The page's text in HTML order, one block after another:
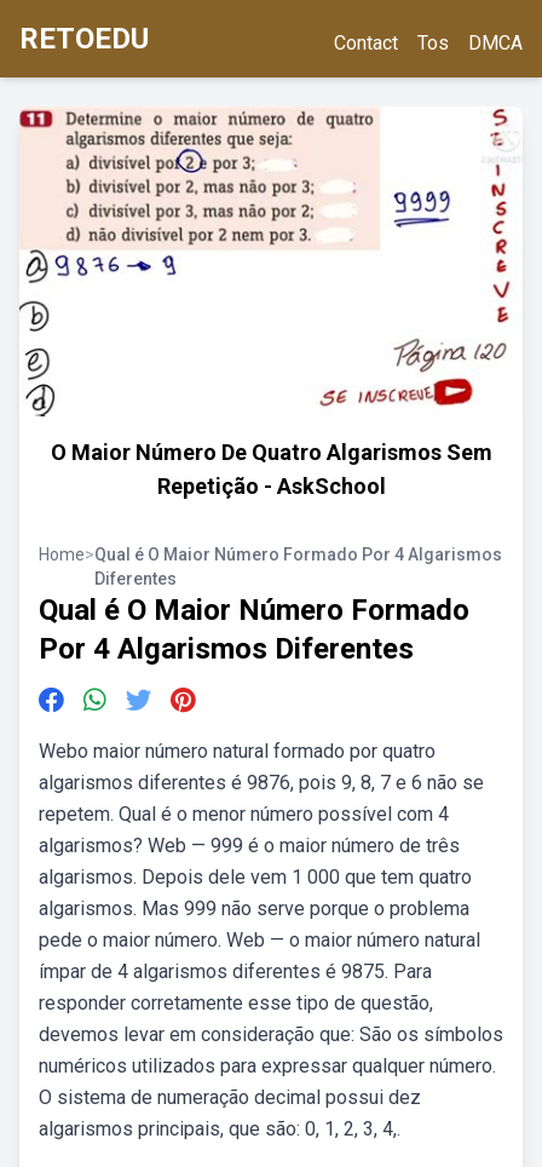
RETOEDU Contact Tos DMCA
O Maior Número De Quatro Algarismos Sem
Repetição - AskSchool
Home>Qual é O Maior Número Formado Por 4 Algarismos
Diferentes
Qual é O Maior Número Formado
Por 4 Algarismos Diferentes
Webo maior número natural formado por quatro
algarismos diferentes é 9876, pois 9, 8, 7 e 6 não se
repetem. Qual é o menor número possível com 4
algarismos? Web — 999 é o maior número de três
algarismos. Depois dele vem 1 000 que tem quatro
algarismos. Mas 999 não serve porque o problema
pede o maior número. Web — o maior número natural
ímpar de 4 algarismos diferentes é 9875. Para
responder corretamente esse tipo de questão,
devemos levar em consideração que: São os símbolos
numéricos utilizados para expressar qualquer número.
O sistema de numeração decimal possui dez
algarismos principais, que são: 0, 1, 2, 3, 4,.